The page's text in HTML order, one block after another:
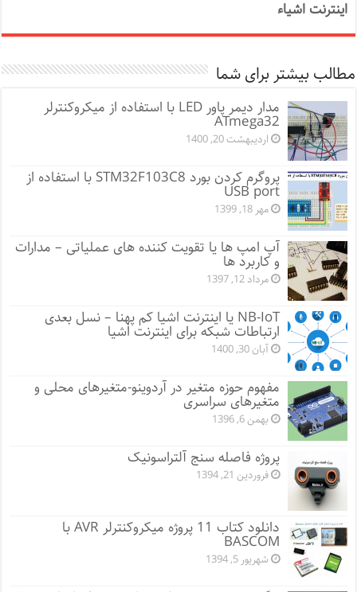
اینترنت اشیاء
مطالب بیشتر برای شما
مدار دیمر پاور LED با استفاده از میکروکنترلر
ATmega32
اردیبهشت 20, 1400
پروگرم کردن بورد STM32F103C8 با استفاده از
USB port
مهر 18, 1399
آپ امپ ها یا تقویت کننده های عملیاتی – مدارات
و کاربرد ها
مرداد 12, 1397
NB-IoT یا اینترنت اشیا کم پهنا – نسل بعدی
ارتباطات شبکه برای اینترنت اشیا
آبان 30, 1400
مفهوم حوزه متغیر در آردوینو-متغیرهای محلی و
متغیرهای سراسری
بهمن 6, 1396
پروژه فاصله سنج آلتراسونیک
فروردین 21, 1394
دانلود کتاب 11 پروژه میکروکنترلر AVR با
BASCOM
شهریور 5, 1394